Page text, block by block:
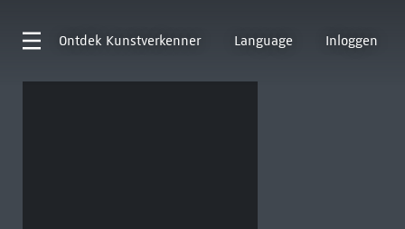
Ontdek Kunstverkenner Language Inloggen